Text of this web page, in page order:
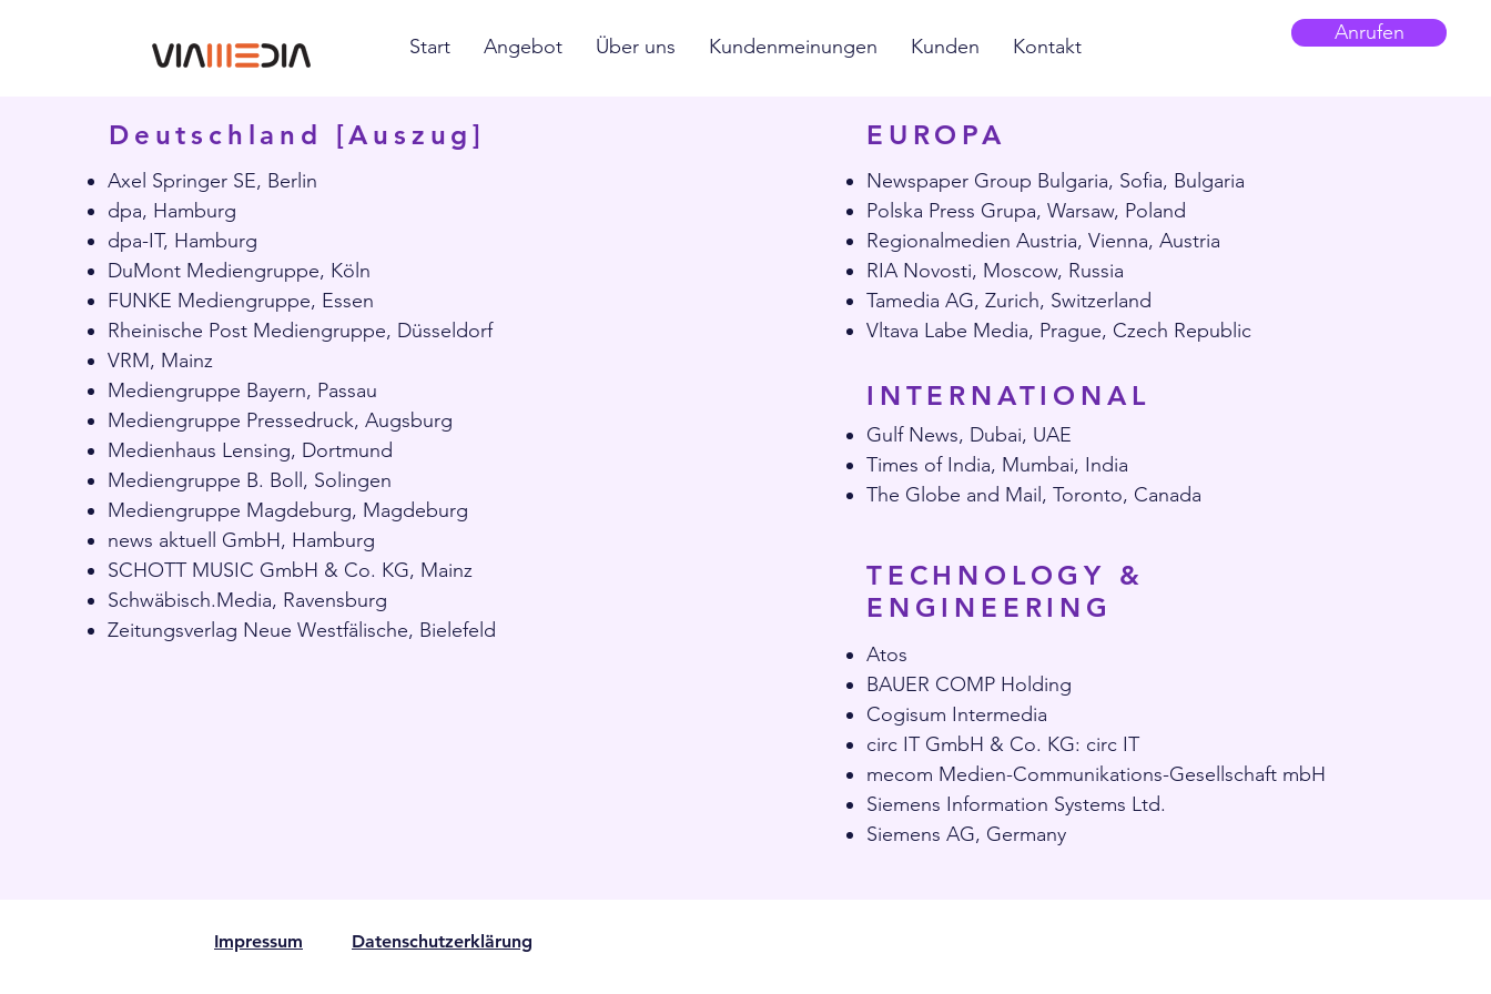
Anrufen
Start Angebot Über uns Kundenmeinungen Kunden Kontakt
Deutschland [Auszug]
Axel Springer SE, Berlin
dpa, Hamburg
dpa-IT, Hamburg
DuMont Mediengruppe, Köln
FUNKE Mediengruppe, Essen
Rheinische Post Mediengruppe, Düsseldorf
VRM, Mainz
Mediengruppe Bayern, Passau
Mediengruppe Pressedruck, Augsburg
Medienhaus Lensing, Dortmund
Mediengruppe B. Boll, Solingen
Mediengruppe Magdeburg, Magdeburg
news aktuell GmbH, Hamburg
SCHOTT MUSIC GmbH & Co. KG, Mainz
Schwäbisch.Media, Ravensburg
Zeitungsverlag Neue Westfälische, Bielefeld
EUROPA
Newspaper Group Bulgaria, Sofia, Bulgaria
Polska Press Grupa, Warsaw, Poland
Regionalmedien Austria, Vienna, Austria
RIA Novosti, Moscow, Russia
Tamedia AG, Zurich, Switzerland
Vltava Labe Media, Prague, Czech Republic
INTERNATIONAL
Gulf News, Dubai, UAE
Times of India, Mumbai, India
The Globe and Mail, Toronto, Canada
TECHNOLOGY &
ENGINEERING
Atos
BAUER COMP Holding
Cogisum Intermedia
circ IT GmbH & Co. KG: circ IT
mecom Medien-Communikations-Gesellschaft mbH
Siemens Information Systems Ltd.
Siemens AG, Germany
Impressum Datenschutzerkl​ärung